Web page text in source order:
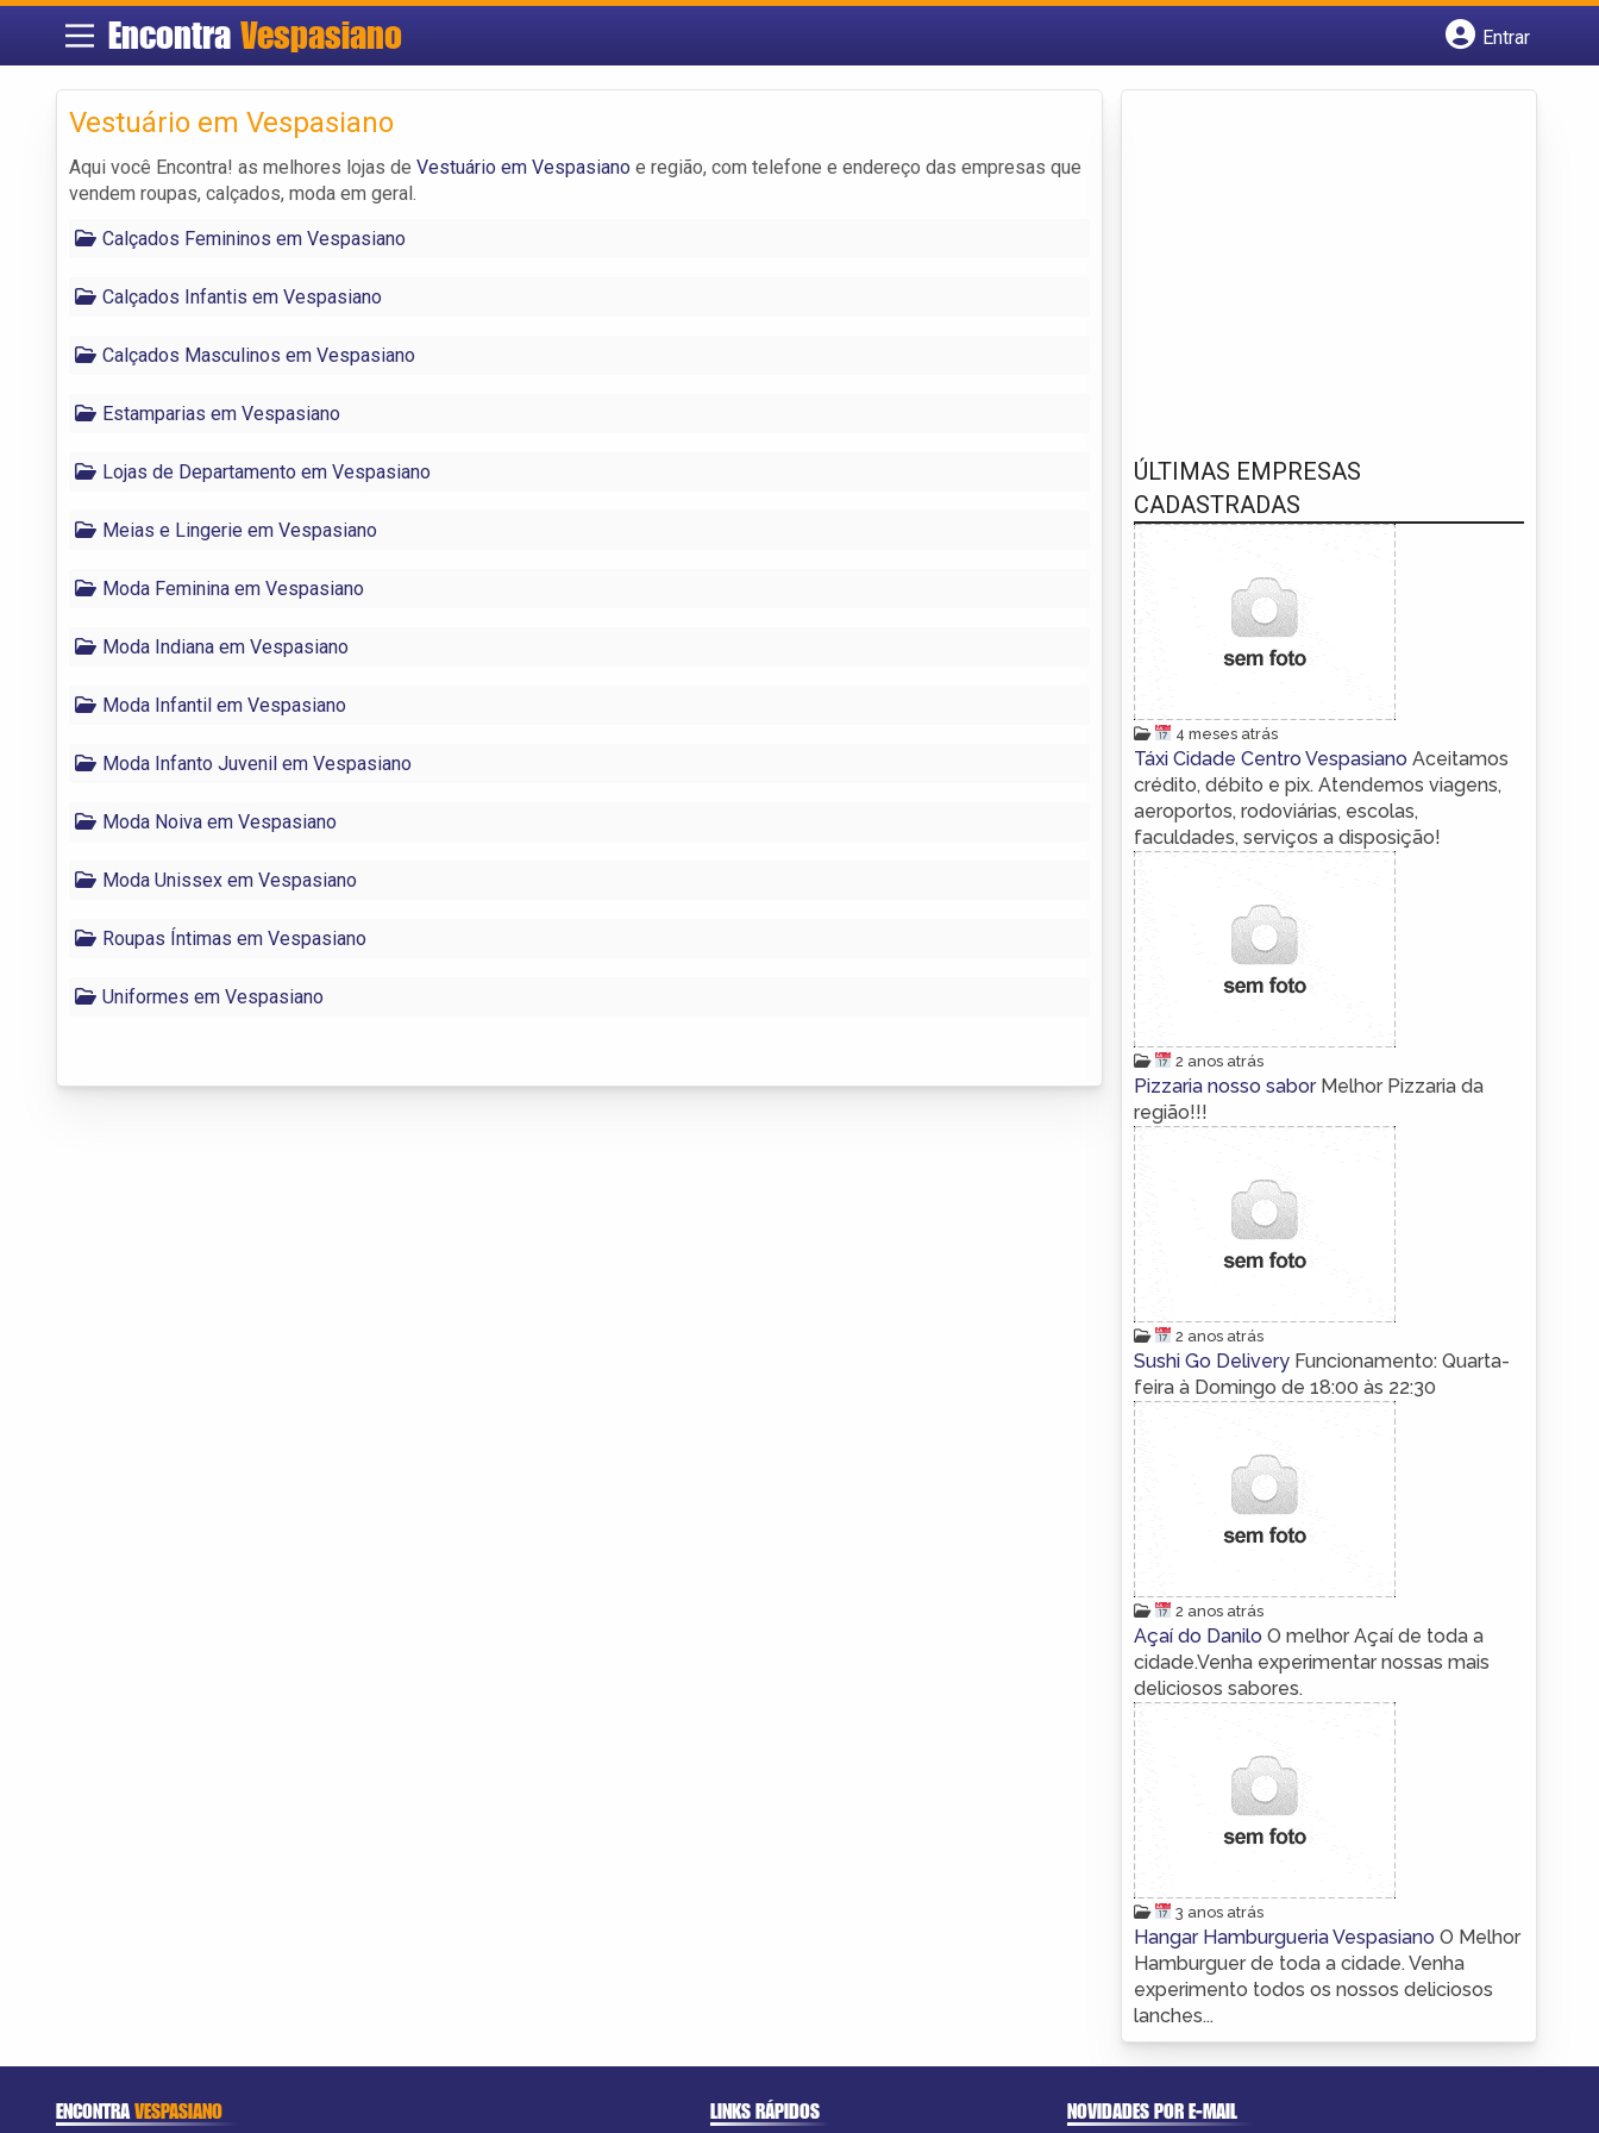
Encontra Vespasiano
Entrar
Vestuário em Vespasiano
Aqui você Encontra! as melhores lojas de Vestuário em Vespasiano e região, com telefone e endereço das empresas que
vendem roupas, calçados, moda em geral.
Calçados Femininos em Vespasiano
Calçados Infantis em Vespasiano
Calçados Masculinos em Vespasiano
Estamparias em Vespasiano
Lojas de Departamento em Vespasiano
Meias e Lingerie em Vespasiano
Moda Feminina em Vespasiano
Moda Indiana em Vespasiano
Moda Infantil em Vespasiano
Moda Infanto Juvenil em Vespasiano
Moda Noiva em Vespasiano
Moda Unissex em Vespasiano
Roupas Íntimas em Vespasiano
Uniformes em Vespasiano
ÚLTIMAS EMPRESAS
CADASTRADAS
4 meses atrás
Táxi Cidade Centro Vespasiano Aceitamos
crédito, débito e pix. Atendemos viagens,
aeroportos, rodoviárias, escolas,
faculdades, serviços a disposição!
2 anos atrás
Pizzaria nosso sabor Melhor Pizzaria da
região!!!
2 anos atrás
Sushi Go Delivery Funcionamento: Quarta-
feira à Domingo de 18:00 às 22:30
2 anos atrás
Açaí do Danilo O melhor Açaí de toda a
cidade.Venha experimentar nossas mais
deliciosos sabores.
3 anos atrás
Hangar Hamburgueria Vespasiano O Melhor
Hamburguer de toda a cidade. Venha
experimento todos os nossos deliciosos
lanches...
ENCONTRAVESPASIANO LINKS RÁPIDOS NOVIDADES POR E-MAIL